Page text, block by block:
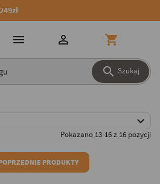
 Szukaj
  

Pokazano 13-16 z 16 pozycji
PRODUKTY